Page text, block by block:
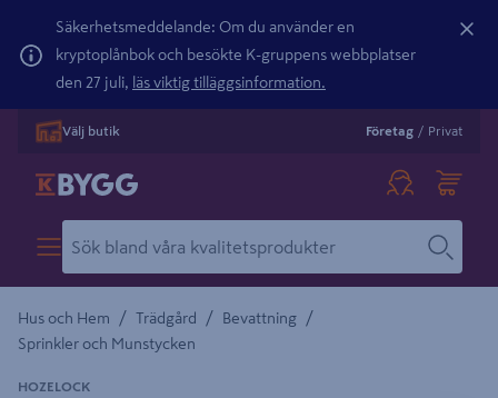
Säkerhetsmeddelande: Om du använder en
kryptoplånbok och besökte K-gruppens webbplatser
den 27 juli, läs viktig tilläggsinformation.
Välj butik Företag / Privat
Hus och Hem / Trädgård / Bevattning /
Sprinkler och Munstycken
HOZELOCK